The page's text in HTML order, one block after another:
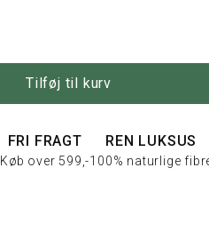
Tilføj til kurv
FRI FRAGT
Køb over 599,-
REN LUKSUS
100% naturlige